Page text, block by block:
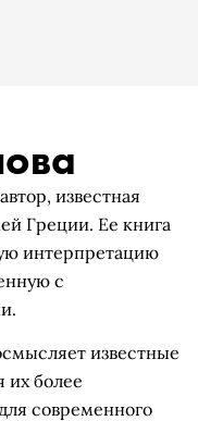
известная
Греции. Ее книга
интерпретацию
с
известные
их более
современного